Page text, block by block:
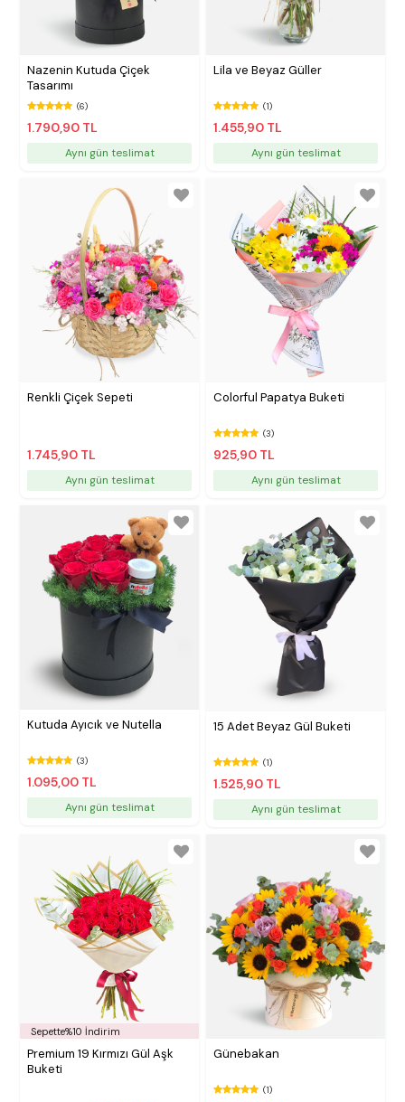
Nazenin Kutuda Çiçek
Tasarımı
(6)
1.790,90 TL
Aynı gün teslimat
Lila ve Beyaz Güller
(1)
1.455,90 TL
Aynı gün teslimat
Renkli Çiçek Sepeti
1.745,90 TL
Aynı gün teslimat
Colorful Papatya Buketi
(3)
925,90 TL
Aynı gün teslimat
Kutuda Ayıcık ve Nutella
(3)
1.095,00 TL
Aynı gün teslimat
15 Adet Beyaz Gül Buketi
(1)
1.525,90 TL
Aynı gün teslimat
Sepette%10 İndirim
Premium 19 Kırmızı Gül Aşk
Buketi
Günebakan
(1)